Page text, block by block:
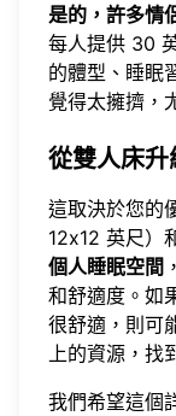
是的，許多情
每人提供 30
的體型、睡眠
覺得太擁擠，
從雙人床升
這取決於您的
12x12 英尺）
個人睡眠空間
和舒適度。如
很舒適，則可
上的資源，找
我們希望這個